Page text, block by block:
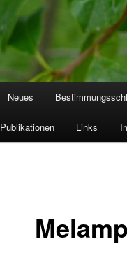
Neues
Publikationen Links